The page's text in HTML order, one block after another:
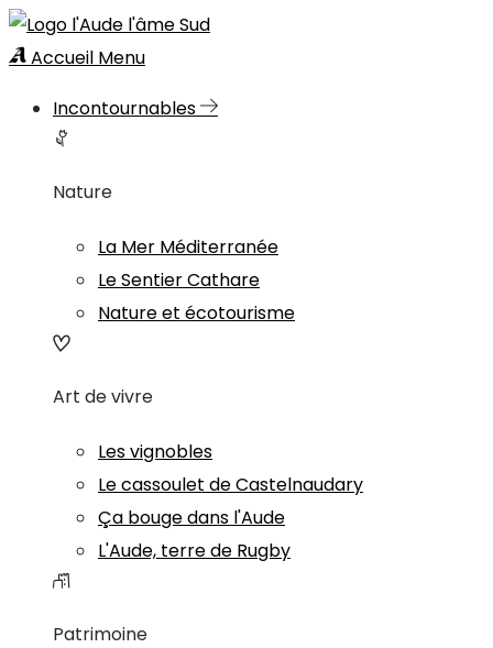
Accueil Menu
Incontournables
Nature
La Mer Méditerranée
Le Sentier Cathare
Nature et écotourisme
Art de vivre
Les vignobles
Le cassoulet de Castelnaudary
Ça bouge dans l'Aude
L'Aude, terre de Rugby
Patrimoine